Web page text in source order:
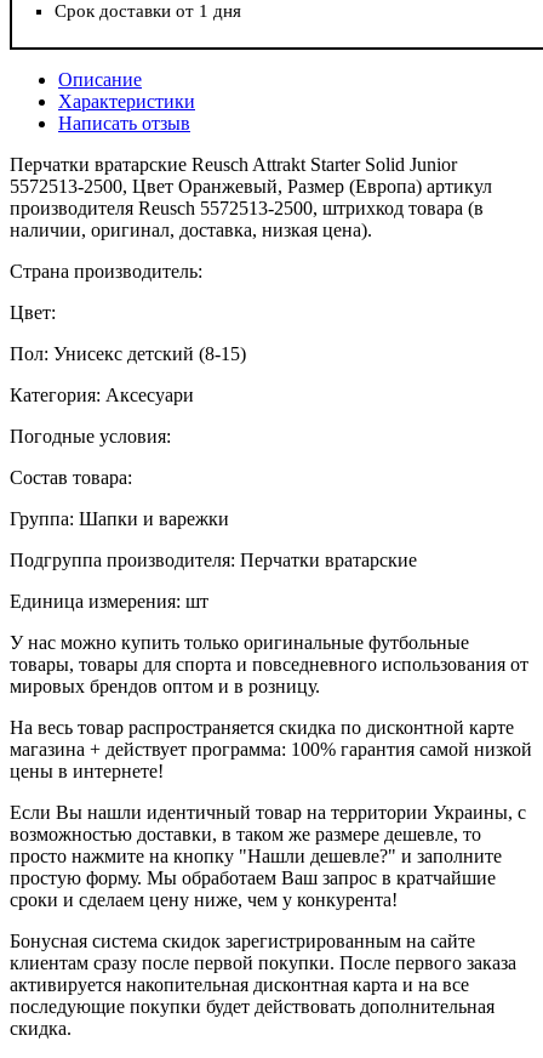
Срок доставки от 1 дня
Описание
Характеристики
Написать отзыв
Перчатки вратарские Reusch Attrakt Starter Solid Junior
5572513-2500, Цвет Оранжевый, Размер (Европа) артикул
производителя Reusch 5572513-2500, штрихкод товара (в
наличии, оригинал, доставка, низкая цена).
Страна производитель:
Цвет:
Пол: Унисекс детский (8-15)
Категория: Аксесуари
Погодные условия:
Состав товара:
Группа: Шапки и варежки
Подгруппа производителя: Перчатки вратарские
Единица измерения: шт
У нас можно купить только оригинальные футбольные
товары, товары для спорта и повседневного использования от
мировых брендов оптом и в розницу.
На весь товар распространяется скидка по дисконтной карте
магазина + действует программа: 100% гарантия самой низкой
цены в интернете!
Если Вы нашли идентичный товар на территории Украины, с
возможностью доставки, в таком же размере дешевле, то
просто нажмите на кнопку "Нашли дешевле?" и заполните
простую форму. Мы обработаем Ваш запрос в кратчайшие
сроки и сделаем цену ниже, чем у конкурента!
Бонусная система скидок зарегистрированным на сайте
клиентам сразу после первой покупки. После первого заказа
активируется накопительная дисконтная карта и на все
последующие покупки будет действовать дополнительная
скидка.